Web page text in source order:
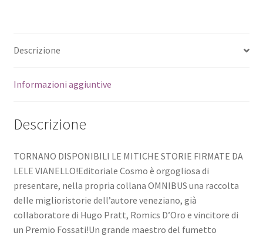
Descrizione
Informazioni aggiuntive
Descrizione
TORNANO DISPONIBILI LE MITICHE STORIE FIRMATE DA
LELE VIANELLO!Editoriale Cosmo è orgogliosa di
presentare, nella propria collana OMNIBUS una raccolta
delle miglioristorie dell’autore veneziano, già
collaboratore di Hugo Pratt, Romics D’Oro e vincitore di
un Premio Fossati!Un grande maestro del fumetto